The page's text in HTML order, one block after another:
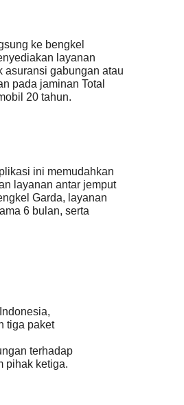
ke bengkel
layanan
asuransi gabungan atau
pada jaminan Total
20 tahun.
ini memudahkan
layanan antar jemput
Garda, layanan
6 bulan, serta
tiga paket
terhadap
pihak ketiga.